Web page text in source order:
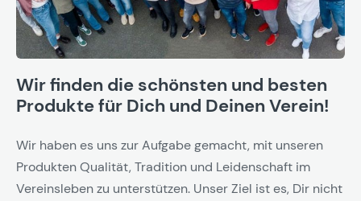
Wir finden die schönsten und besten
Produkte für Dich und Deinen Verein!
Wir haben es uns zur Aufgabe gemacht, mit unseren
Produkten Qualität, Tradition und Leidenschaft im
Vereinsleben zu unterstützen. Unser Ziel ist es, Dir nicht